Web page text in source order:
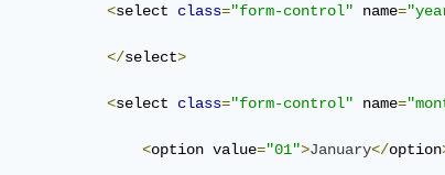
<select class="form-control" name=
</select>
<select class="form-control" name=
<option value="01">January</option